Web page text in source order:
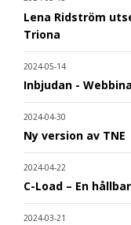
Lena Ridström
Triona
2024-05-14
Inbjudan -
2024-04-30
Ny version av TNE
2024-04-22
C-Load – En
2024-03-21